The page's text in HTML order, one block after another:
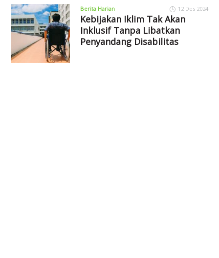
Berita Harian 12 Des 2024
Kebijakan Iklim Tak Akan
Inklusif Tanpa Libatkan
Penyandang Disabilitas